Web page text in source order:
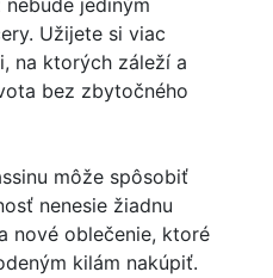
jediným
Užijete si viac
na ktorých záleží a
bez zbytočného
môže spôsobiť
nenesie žiadnu
nové oblečenie, ktoré
kilám nakúpiť.